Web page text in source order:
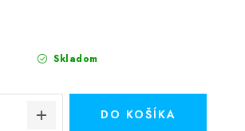
Skladom
DO KOŠÍKA